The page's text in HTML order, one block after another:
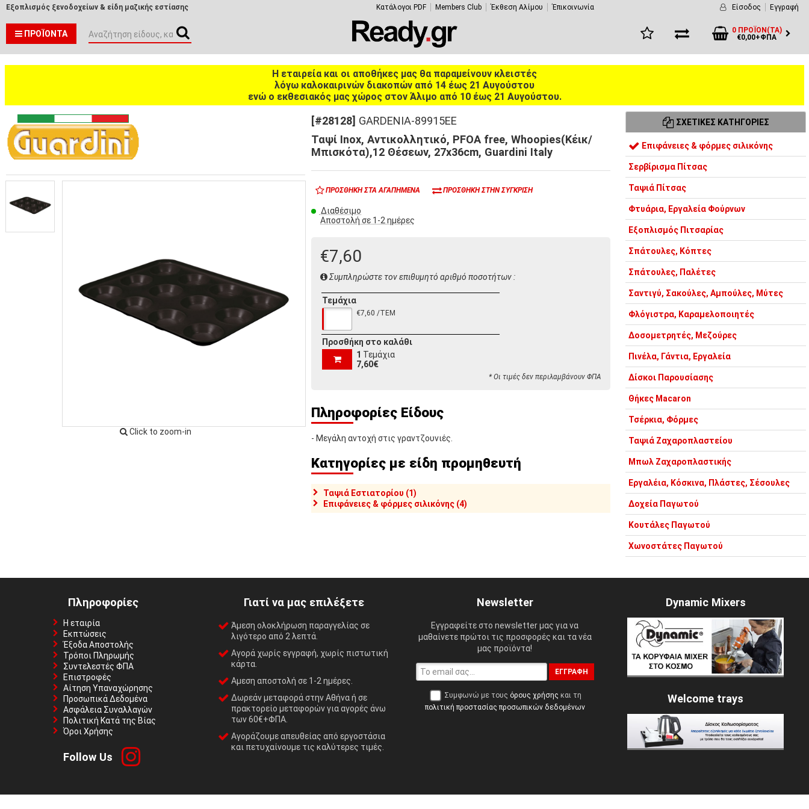
Εξοπλισμός ξενοδοχείων & είδη μαζικής εστίασης Κατάλογοι PDF Members Club Έκθεση Αλίμου Έπικοινωνία Είσοδος Εγγραφή
ΠΡΟΪΌΝΤΑ
0 ΠΡΟΪΌΝ(ΤΑ)
€0,00+ΦΠΑ
Η εταιρεία και οι αποθήκες μας θα παραμείνουν κλειστές
λόγω καλοκαιρινών διακοπών από 14 έως 21 Αυγούστου
ενώ ο εκθεσιακός μας χώρος στον Άλιμο από 10 έως 21 Αυγούστου.
Click to zoom-in
[#28128] GARDENIA-89915EE
Ταψί Inox, Αντικολλητικό, PFOA free, Whoopies(Κέικ/
Μπισκότα),12 Θέσεων, 27x36cm, Guardini Italy
ΠΡΟΣΘΉΚΗ ΣΤΑ ΑΓΑΠΗΜΈΝΑ ΠΡΟΣΘΉΚΗ ΣΤΗΝ ΣΎΓΚΡΙΣΗ
Διαθέσιμο
Αποστολή σε 1-2 ημέρες
€7,60
Συμπληρώστε τον επιθυμητό αριθμό ποσοτήτων :
Τεμάχια
€7,60 /ΤΕΜ
Προσθήκη στο καλάθι
1 Τεμάχια
7,60€
* Οι τιμές δεν περιλαμβάνουν ΦΠΑ
Πληροφορίες Είδους
- Μεγάλη αντοχή στις γραντζουνιές.
Κατηγορίες με είδη προμηθευτή
Ταψιά Εστιατορίου (1)
Επιφάνειες & φόρμες σιλικόνης (4)
ΣΧΕΤΙΚΈΣ ΚΑΤΗΓΟΡΊΕΣ
Επιφάνειες & φόρμες σιλικόνης
Σερβίρισμα Πίτσας
Ταψιά Πίτσας
Φτυάρια, Εργαλεία Φούρνων
Εξοπλισμός Πιτσαρίας
Σπάτουλες, Κόπτες
Σπάτουλες, Παλέτες
Σαντιγύ, Σακούλες, Αμπούλες, Μύτες
Φλόγιστρα, Καραμελοποιητές
Δοσομετρητές, Μεζούρες
Πινέλα, Γάντια, Εργαλεία
Δίσκοι Παρουσίασης
Θήκες Macaron
Τσέρκια, Φόρμες
Ταψιά Ζαχαροπλαστείου
Μπωλ Ζαχαροπλαστικής
Εργαλέια, Κόσκινα, Πλάστες, Σέσουλες
Δοχεία Παγωτού
Κουτάλες Παγωτού
Χωνοστάτες Παγωτού
Πληροφορίες
Η εταιρία
Εκπτώσεις
Έξοδα Αποστολής
Τρόποι Πληρωμής
Συντελεστές ΦΠΑ
Επιστροφές
Αίτηση Υπαναχώρησης
Προσωπικά Δεδομένα
Ασφάλεια Συναλλαγών
Πολιτική Κατά της Βίας
Όροι Χρήσης
Follow Us
Γιατί να μας επιλέξετε
Άμεση ολοκλήρωση παραγγελίας σε
λιγότερο από 2 λεπτά.
Αγορά χωρίς εγγραφή, χωρίς πιστωτική
κάρτα.
Αμεση αποστολή σε 1-2 ημέρες.
Δωρεάν μεταφορά στην Αθήνα ή σε
πρακτορείο μεταφορών για αγορές άνω
των 60€+ΦΠΑ.
Αγοράζουμε απευθείας από εργοστάσια
και πετυχαίνουμε τις καλύτερες τιμές.
Newsletter
Εγγραφείτε στο newsletter μας για να
μαθαίνετε πρώτοι τις προσφορές και τα νέα
μας προϊόντα!
ΕΓΓΡΑΦΉ
Συμφωνώ με τους όρους χρήσης και τη
πολιτική προστασίας προσωπικών δεδομένων
Dynamic Mixers
Welcome trays